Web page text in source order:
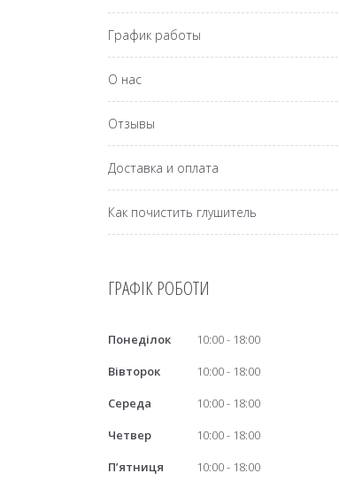
График работы
О нас
Отзывы
Доставка и оплата
Как почистить глушитель
ГРАФІК РОБОТИ
Понеділок 10:00
18:00
Вівторок
10:00
18:00
Середа
10:00
18:00
Четвер
10:00
18:00
Пʼятниця
10:00
18:00